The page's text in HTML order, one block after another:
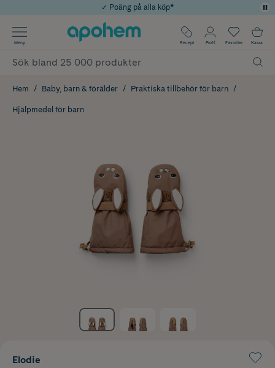
Årets Butik 2025 inom Skönhet
Använd kod: SOMMAR20 för 20% över 649kr
✓ Rådgivning från farmaceuter & hudterapeuter
✓ Poäng på alla köp*
Meny Recept Profil Favoriter Kassa
Hem Baby, barn & förälder Praktiska tillbehör för barn
Hjälpmedel för barn
Elodie